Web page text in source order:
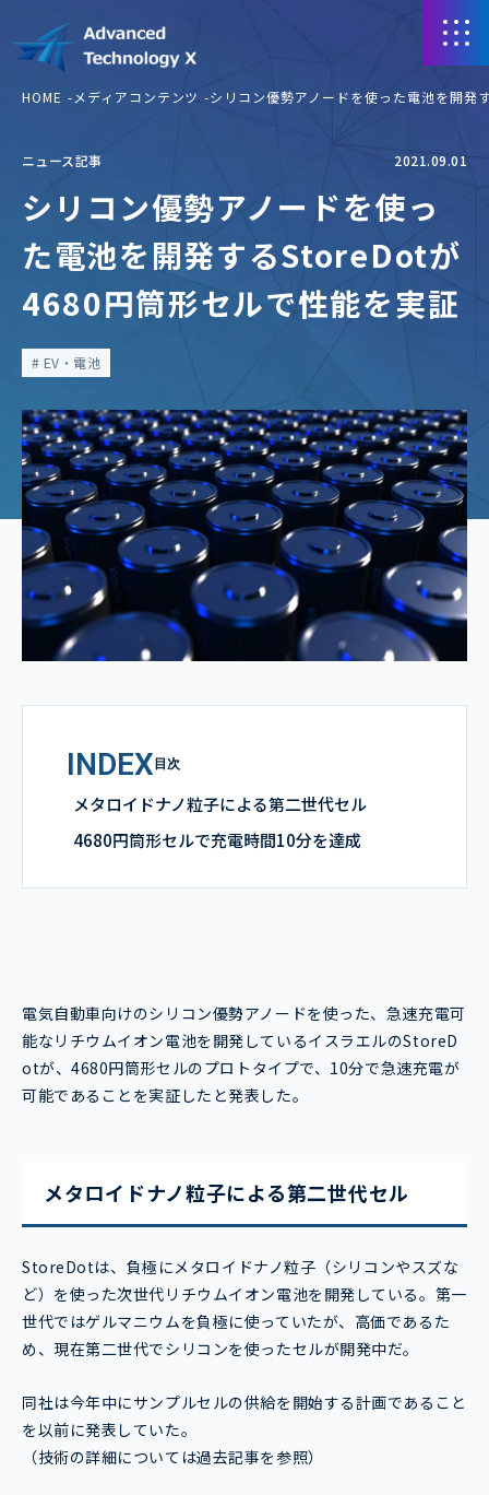
HOME メディアコンテンツ シリコン優勢アノードを使った電池を開
ニュース記事 2021.09.01
シリコン優勢アノードを使っ
た電池を開発するStoreDotが
4680円筒形セルで性能を実証
EV・電池
INDEX 目次
メタロイドナノ粒子による第二世代セル
4680円筒形セルで充電時間10分を達成
電気自動車向けのシリコン優勢アノードを使った、急速充電可
能なリチウムイオン電池を開発しているイスラエルのStoreD
otが、4680円筒形セルのプロトタイプで、10分で急速充電が
可能であることを実証したと発表した。
メタロイドナノ粒子による第二世代セル
StoreDotは、負極にメタロイドナノ粒子（シリコンやスズな
ど）を使った次世代リチウムイオン電池を開発している。第一
世代ではゲルマニウムを負極に使っていたが、高価であるた
め、現在第二世代でシリコンを使ったセルが開発中だ。
同社は今年中にサンプルセルの供給を開始する計画であること
を以前に発表していた。
（技術の詳細については過去記事を参照）